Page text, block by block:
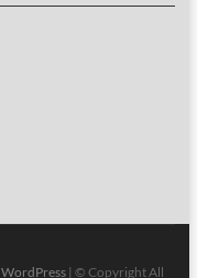
WordPress| © Copyright All